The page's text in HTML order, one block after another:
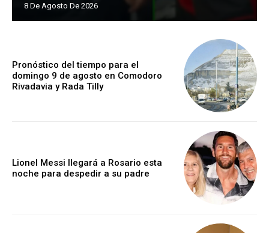
8 De Agosto De 2026
Pronóstico del tiempo para el
domingo 9 de agosto en Comodoro
Rivadavia y Rada Tilly
Lionel Messi llegará a Rosario esta
noche para despedir a su padre